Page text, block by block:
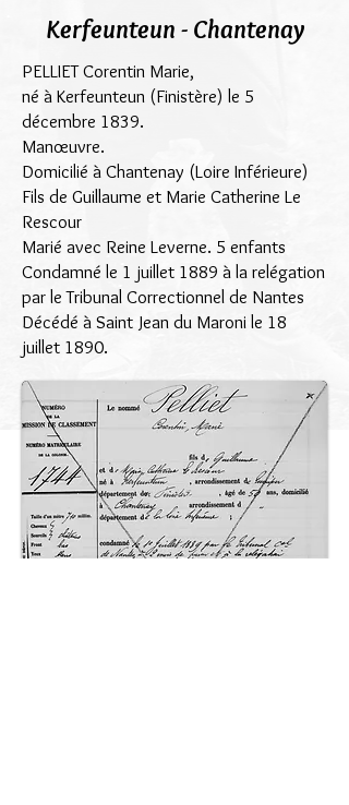
Kerfeunteun - Chantenay
PELLIET Corentin Marie,
né à Kerfeunteun (Finistère) le 5
décembre 1839.
Manœuvre.
Domicilié à Chantenay (Loire Inférieure)
Fils de Guillaume et Marie Catherine Le
Rescour
Marié avec Reine Leverne. 5 enfants
Condamné le 1 juillet 1889 à la relégation
par le Tribunal Correctionnel de Nantes
Décédé à Saint Jean du Maroni le 18
juillet 1890.